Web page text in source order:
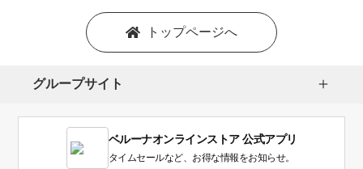
トップページへ
グループサイト
ベルーナオンラインストア 公式アプリ
タイムセールなど、お得な情報をお知らせ。